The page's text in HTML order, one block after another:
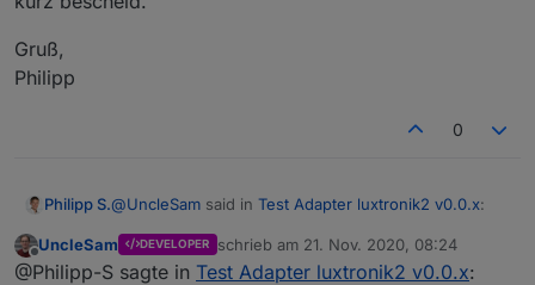
Gruß,
Philipp
0
Philipp S.@UncleSam said in Test Adapter luxtronik2 v0.0.x:
8889
Offline
UncleSam DEVELOPER schrieb am 21. Nov. 2020, 08:24
zuletzt editiert von
@Philipp-S sagte in Test Adapter luxtronik2 v0.0.x: